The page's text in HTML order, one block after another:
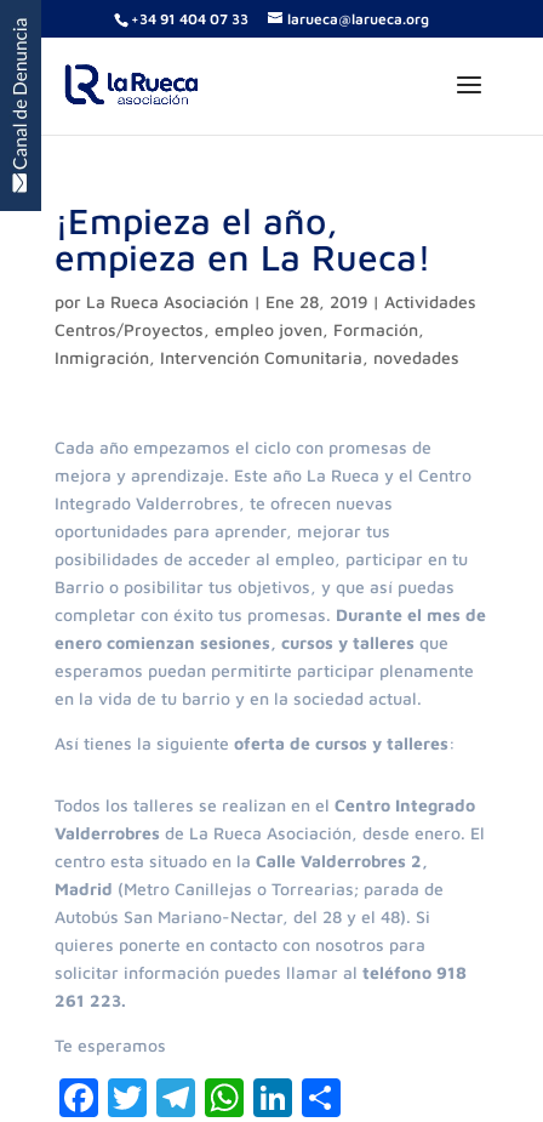
+34 91 404 07 33 larueca@larueca.org
¡Empieza el año,
empieza en La Rueca!
por La Rueca Asociación| Ene 28, 2019| Actividades
Centros/Proyectos, empleo joven, Formación,
Inmigración, Intervención Comunitaria, novedades
Cada año empezamos el ciclo con promesas de
mejora y aprendizaje. Este año La Rueca y el Centro
Integrado Valderrobres, te ofrecen nuevas
oportunidades para aprender, mejorar tus
posibilidades de acceder al empleo, participar en tu
Barrio o posibilitar tus objetivos, y que así puedas
completar con éxito tus promesas. Durante el mes de
enero comienzan sesiones, cursos y talleres que
esperamos puedan permitirte participar plenamente
en la vida de tu barrio y en la sociedad actual.
Así tienes la siguiente oferta de cursos y talleres:
Todos los talleres se realizan en el Centro Integrado
Valderrobres de La Rueca Asociación, desde enero. El
centro esta situado en la Calle Valderrobres 2,
Madrid (Metro Canillejas o Torrearias; parada de
Autobús San Mariano-Nectar, del 28 y el 48). Si
quieres ponerte en contacto con nosotros para
solicitar información puedes llamar al teléfono 918
261 223.
Te esperamos
F T T W Li C